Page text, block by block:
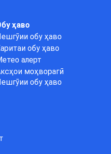
ҳаво
обу ҳаво
обу ҳаво
алерт
моҳворагӣ
обу ҳаво